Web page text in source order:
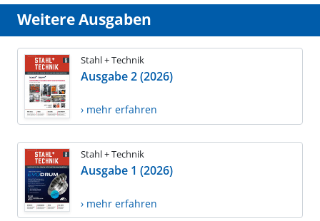
Weitere Ausgaben
Stahl + Technik
Ausgabe 2 (2026)
› mehr erfahren
Stahl + Technik
Ausgabe 1 (2026)
› mehr erfahren